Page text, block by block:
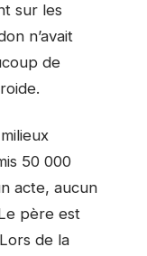
sur les
n’avait
de
50 000
acte, aucun
père est
de la